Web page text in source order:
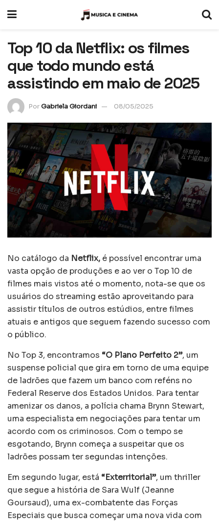
Top 10 da Netflix: os filmes
que todo mundo está
assistindo em maio de 2025
PorGabriela Giordani 08/05/2025
No catálogo da Netflix, é possível encontrar uma
vasta opção de produções e ao ver o Top 10 de
filmes mais vistos até o momento, nota-se que os
usuários do streaming estão aproveitando para
assistir títulos de outros estúdios, entre filmes
atuais e antigos que seguem fazendo sucesso com
o público.
No Top 3, encontramos “O Plano Perfeito 2”, um
suspense policial que gira em torno de uma equipe
de ladrões que fazem um banco com reféns no
Federal Reserve dos Estados Unidos. Para tentar
amenizar os danos, a polícia chama Brynn Stewart,
uma especialista em negociações para tentar um
acordo com os criminosos. Com o tempo se
esgotando, Brynn começa a suspeitar que os
ladrões possam ter segundas intenções.
Em segundo lugar, está “Exterritorial”, um thriller
que segue a história de Sara Wulf (Jeanne
Goursaud), uma ex-combatente das Forças
Especiais que busca começar uma nova vida com